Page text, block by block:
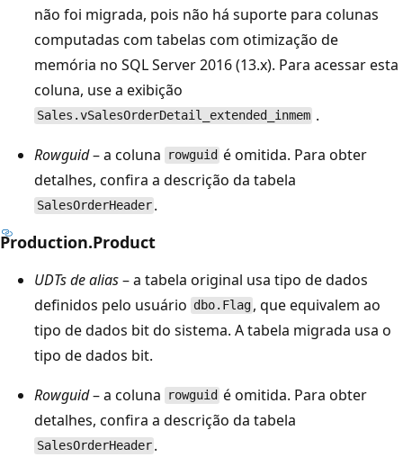
não foi migrada, pois não há suporte para colunas
computadas com tabelas com otimização de
memória no SQL Server 2016 (13.x). Para acessar esta
coluna, use a exibição
Sales.vSalesOrderDetail_extended_inmem .
Rowguid– a coluna rowguid é omitida. Para obter
detalhes, confira a descrição da tabela
SalesOrderHeader .
Production.Product
UDTs de alias– a tabela original usa tipo de dados
definidos pelo usuário dbo.Flag , que equivalem ao
tipo de dados bit do sistema. A tabela migrada usa o
tipo de dados bit.
Rowguid– a coluna rowguid é omitida. Para obter
detalhes, confira a descrição da tabela
SalesOrderHeader .